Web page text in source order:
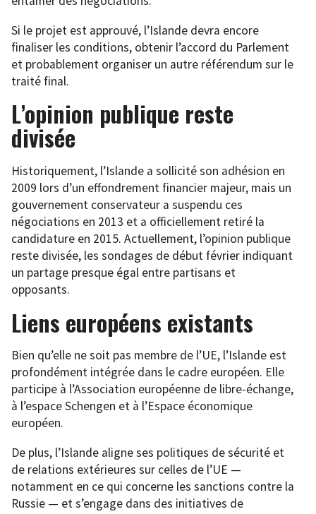
Si le projet est approuvé, l’Islande devra encore
finaliser les conditions, obtenir l’accord du Parlement
et probablement organiser un autre référendum sur le
traité final.
L’opinion publique reste
divisée
Historiquement, l’Islande a sollicité son adhésion en
2009 lors d’un effondrement financier majeur, mais un
gouvernement conservateur a suspendu ces
négociations en 2013 et a officiellement retiré la
candidature en 2015. Actuellement, l’opinion publique
reste divisée, les sondages de début février indiquant
un partage presque égal entre partisans et
opposants.
Liens européens existants
Bien qu’elle ne soit pas membre de l’UE, l’Islande est
profondément intégrée dans le cadre européen. Elle
participe à l’Association européenne de libre-échange,
à l’espace Schengen et à l’Espace économique
européen.
De plus, l’Islande aligne ses politiques de sécurité et
de relations extérieures sur celles de l’UE —
notamment en ce qui concerne les sanctions contre la
Russie — et s’engage dans des initiatives de